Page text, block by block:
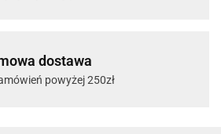
dostawa
powyżej 250zł